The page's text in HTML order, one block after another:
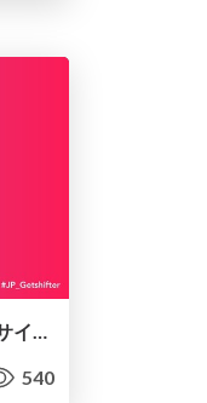
Shifter Meetup West #3 スタティックサイトジェネレーターについて勉強する
540